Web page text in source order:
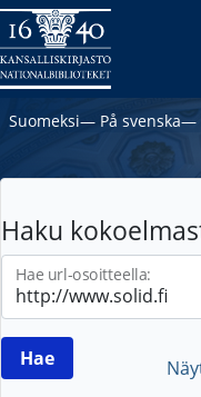
Suomeksi― På svenska―
Haku
Hae url-osoitteella: